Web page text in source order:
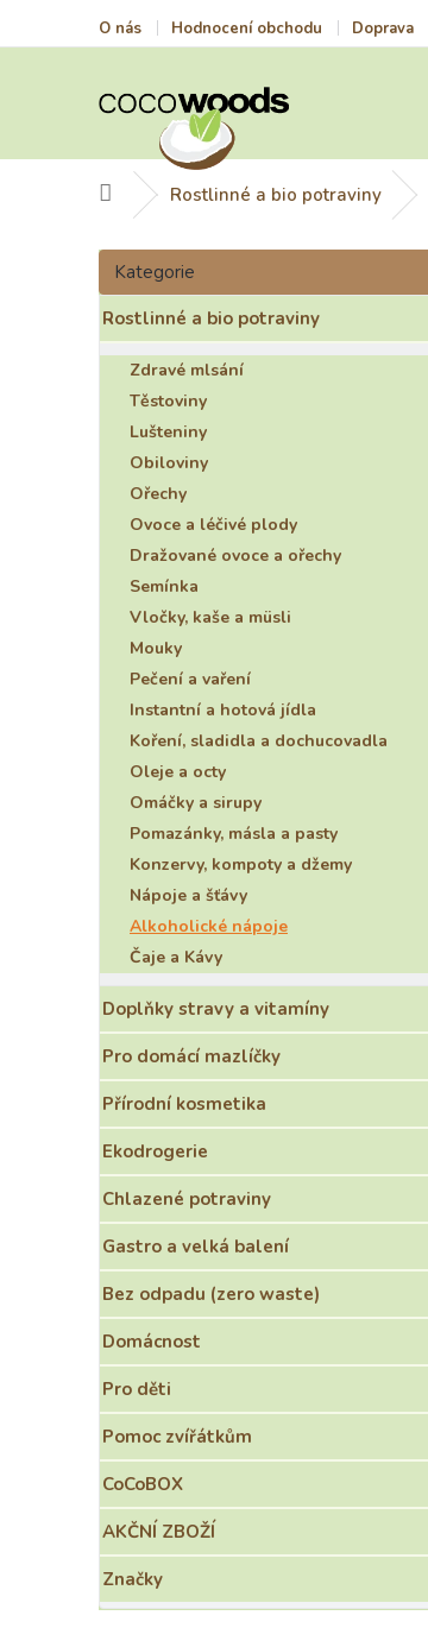
O nás Hodnocení obchodu Doprava
Domů Rostlinné a bio potraviny
P
s
t
r
Přeskočit
kategorie
Kategorie
Rostlinné a bio potraviny
Zdravé mlsání
Těstoviny
Lušteniny
Obiloviny
Ořechy
Ovoce a léčivé plody
Dražované ovoce a ořechy
Semínka
Vločky, kaše a müsli
Mouky
Pečení a vaření
Instantní a hotová jídla
Koření, sladidla a dochucovadla
Oleje a octy
Omáčky a sirupy
Pomazánky, másla a pasty
Konzervy, kompoty a džemy
Nápoje a šťávy
Alkoholické nápoje
Čaje a Kávy
Doplňky stravy a vitamíny
Pro domácí mazlíčky
Přírodní kosmetika
Ekodrogerie
Chlazené potraviny
Gastro a velká balení
Bez odpadu (zero waste)
Domácnost
Pro děti
Pomoc zvířátkům
CoCoBOX
AKČNÍ ZBOŽÍ
Značky